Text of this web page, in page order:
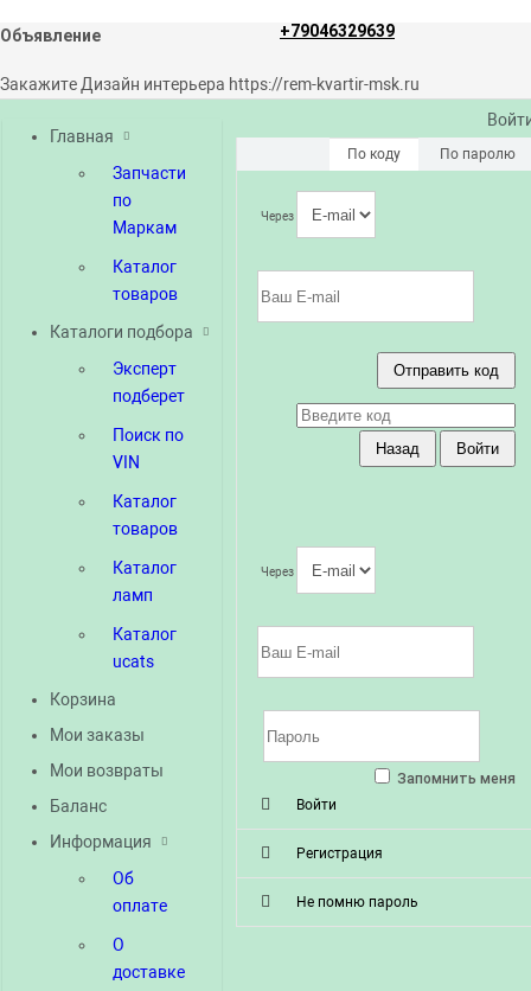
Объявление
Закажите Дизайн интерьера https://rem-kvartir-msk.ru
Главная
Запчасти
по
Маркам
Каталог
товаров
Каталоги подбора
Эксперт
подберет
Поиск по
VIN
Каталог
товаров
Каталог
ламп
Каталог
ucats
Корзина
Мои заказы
Мои возвраты
Баланс
Информация
Об
оплате
О
доставке
По коду По паролю
Через
Через
Запомнить меня
Войти
Регистрация
Не помню пароль
+79046329639